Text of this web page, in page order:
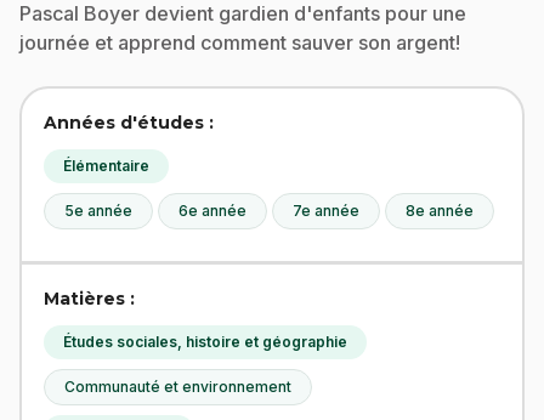
Pascal Boyer devient gardien d'enfants pour une
journée et apprend comment sauver son argent!
Années d'études :
Élémentaire
5e année 6e année 7e année 8e année
Matières :
Études sociales, histoire et géographie
Communauté et environnement